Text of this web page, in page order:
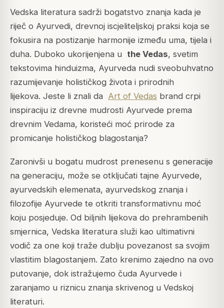
Vedska literatura sadrži bogatstvo znanja kada je
riječ o Ayurvedi, drevnoj iscjeliteljskoj praksi koja se
fokusira na postizanje harmonije između uma, tijela i
duha. Duboko ukorijenjena u the Vedas, svetim
tekstovima hinduizma, Ayurveda nudi sveobuhvatno
razumijevanje holističkog života i prirodnih
lijekova. Jeste li znali da Art of Vedas brand crpi
inspiraciju iz drevne mudrosti Ayurvede prema
drevnim Vedama, koristeći moć prirode za
promicanje holističkog blagostanja?
Zaronivši u bogatu mudrost prenesenu s generacije
na generaciju, može se otključati tajne Ayurvede,
ayurvedskih elemenata, ayurvedskog znanja i
filozofije Ayurvede te otkriti transformativnu moć
koju posjeduje. Od biljnih lijekova do prehrambenih
smjernica, Vedska literatura služi kao ultimativni
vodič za one koji traže dublju povezanost sa svojim
vlastitim blagostanjem. Zato krenimo zajedno na ovo
putovanje, dok istražujemo čuda Ayurvede i
zaranjamo u riznicu znanja skrivenog u Vedskoj
literaturi.